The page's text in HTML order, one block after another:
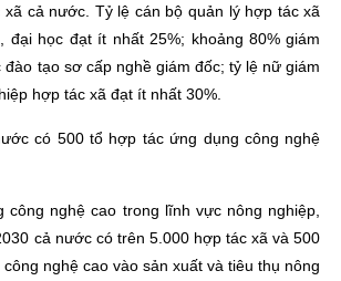
cả nước. Tỷ lệ cán bộ quản lý hợp tác xã
đại học đạt ít nhất 25%; khoảng 80% giám
tạo sơ cấp nghề giám đốc; tỷ lệ nữ giám
hợp tác xã đạt ít nhất 30%.
có 500 tổ hợp tác ứng dụng công nghệ
nghệ cao trong lĩnh vực nông nghiệp,
cả nước có trên 5.000 hợp tác xã và 500
nghệ cao vào sản xuất và tiêu thụ nông